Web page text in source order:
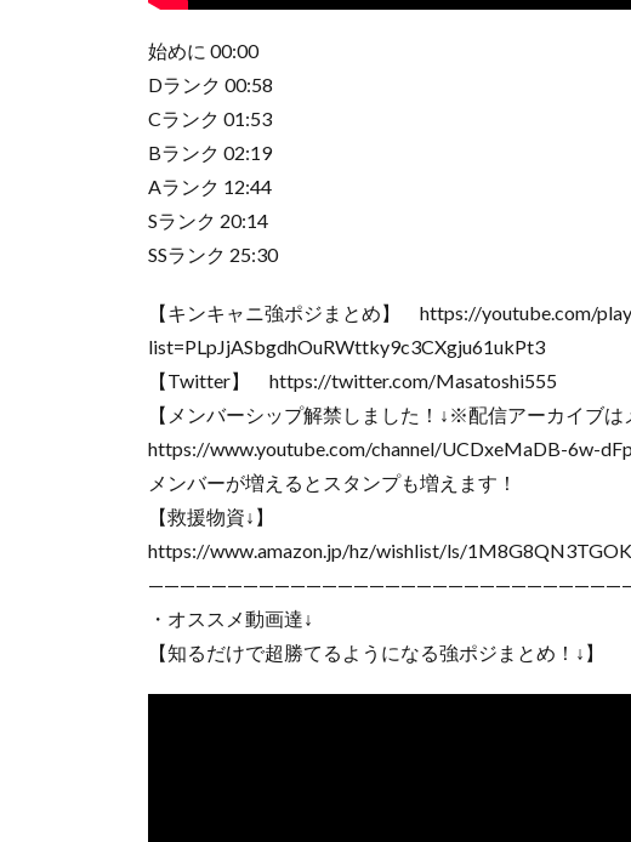
始めに 00:00
Dランク 00:58
Cランク 01:53
Bランク 02:19
Aランク 12:44
Sランク 20:14
SSランク 25:30
【キンキャニ強ポジまとめ】 https://youtube.com/
list=PLpJjASbgdhOuRWttky9c3CXgju61ukPt3
【Twitter】 https://twitter.com/Masatoshi555
【メンバーシップ解禁しました！↓※配信アーカイブは
https://www.youtube.com/channel/UCDxeMaDB-6w-
メンバーが増えるとスタンプも増えます！
【救援物資↓】
https://www.amazon.jp/hz/wishlist/ls/
・オススメ動画達↓
【知るだけで超勝てるようになる強ポジまとめ！↓】